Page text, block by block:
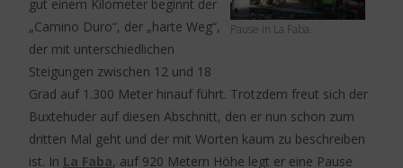
Pause in La Faba.
gut einem Kilometer beginnt der
„Camino Duro“, der „harte Weg“,
der mit unterschiedlichen
Steigungen zwischen 12 und 18
Grad auf 1.300 Meter hinauf führt. Trotzdem freut sich der
Buxtehuder auf diesen Abschnitt, den er nun schon zum
dritten Mal geht und der mit Worten kaum zu beschreiben
ist. In La Faba, auf 920 Metern Höhe legt er eine Pause